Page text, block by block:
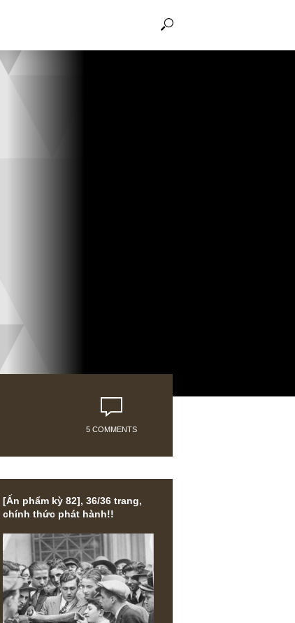
[Ấn phẩm kỳ 82], 36/36 trang,
chính thức phát hành!!